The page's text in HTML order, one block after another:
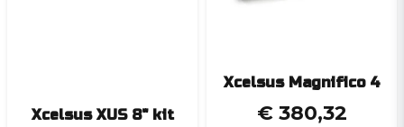
Xcelsus XUS 8" kit
Xcelsus Magnifico 4
€ 380,32